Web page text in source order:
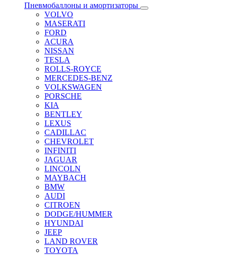
Пневмобаллоны и амортизаторы
VOLVO
MASERATI
FORD
ACURA
NISSAN
TESLA
ROLLS-ROYCE
MERCEDES-BENZ
VOLKSWAGEN
PORSCHE
KIA
BENTLEY
LEXUS
CADILLAC
CHEVROLET
INFINITI
JAGUAR
LINCOLN
MAYBACH
BMW
AUDI
CITROEN
DODGE/HUMMER
HYUNDAI
JEEP
LAND ROVER
TOYOTA